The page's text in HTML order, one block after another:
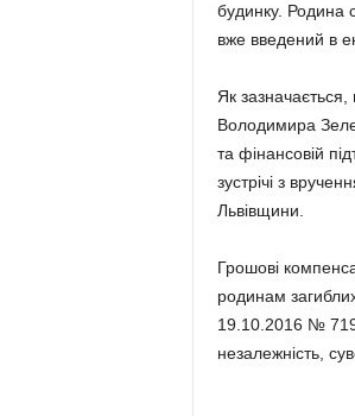
будинку. Родина
вже введений в
Як
Володимира
та фінансовій
зустрічі з
Львівщини.
Грошові
родинам
19.10.2016 № 719
незалежність,